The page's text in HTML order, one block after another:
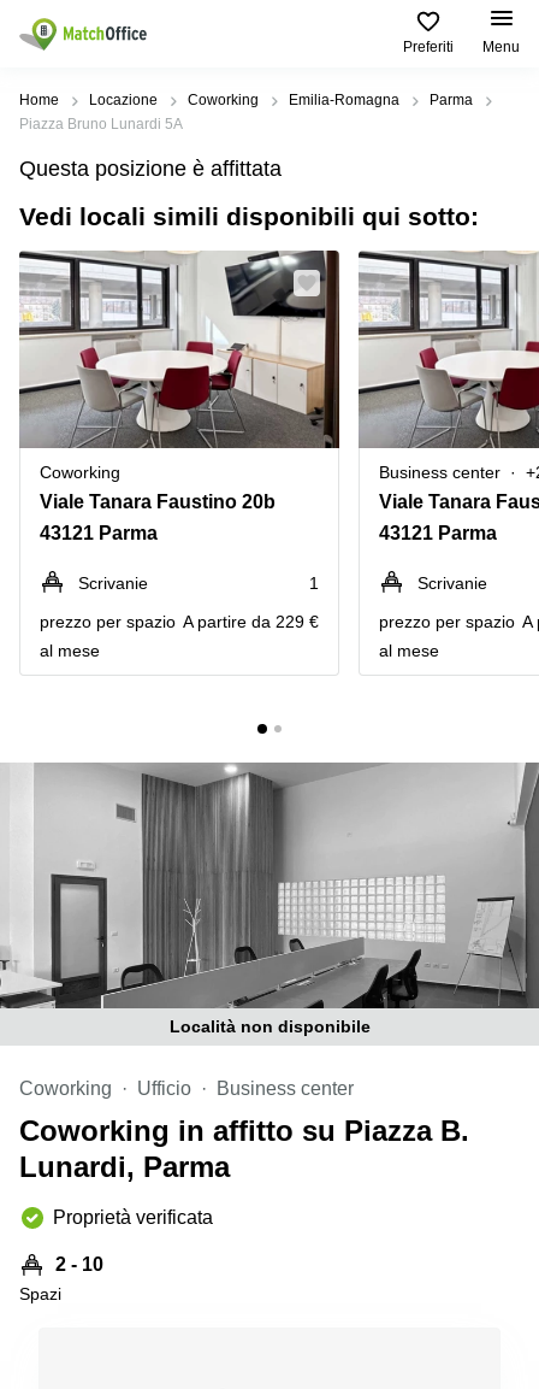
Preferiti Menu
Dare in locazione e affittare
Tipologie di
locali
Ufficio
Business
Center
Coworking
Sala
Riunioni
Virtuale
Zone
Popolari
Genova
Milano
Treviso
Palermo
Bari
Torino
Firenze
Pescara
Verona
Catania
Bergamo
Ricerche
popolari
Coworking
Lazio
Coworking
Bologna
Uffici
in
affitto a
Vicenza
Coworking
Palermo
Uffici
in
affitto a
Pescara
Coworking
Lombardy
Business
center
Coworking
Campania
Coworking
Pescara
Coworking
Business
a
Treviso
Aiuto
Chi Siamo
Metti in elenco il tuo ufficio
Prezzo
Accesso
Home Locazione Coworking Emilia-Romagna
Parma
Piazza Bruno Lunardi 5A
Questa posizione è affittata
Vedi locali simili disponibili qui sotto:
Coworking
Viale Tanara Faustino 20b
43121 Parma
Scrivanie
1
prezzo per spazio
al mese
A partire da 229 €
Business center
Viale Tanara
43121 Parma
Scrivanie
prezzo per spazio
al mese
A
Località non disponibile
Coworking Ufficio Business center
Coworking in affitto su Piazza B.
Lunardi, Parma
Proprietà verificata
2 - 10
Spazi